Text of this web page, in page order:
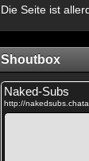
Die Seite ist
Shoutbox